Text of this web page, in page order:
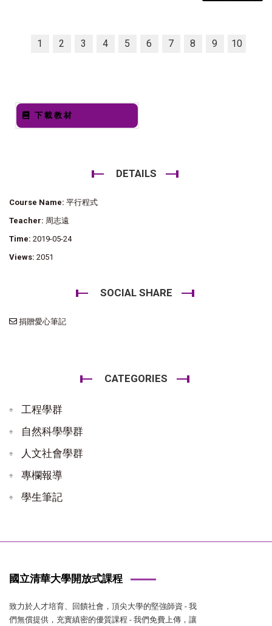
1 2 3 4 5 6 7 8 9 10
下載教材
DETAILS
Course Name: 平行程式
Teacher: 周志遠
Time: 2019-05-24
Views: 2051
SOCIAL SHARE
捐贈愛心筆記
CATEGORIES
工程學群
自然科學學群
人文社會學群
專欄報導
學生筆記
國立清華大學開放式課程
致力於人才培育、回饋社會，頂尖大學的堅強師資 - 我
們無償提供，充實縝密的優質課程 - 我們免費上傳，讓